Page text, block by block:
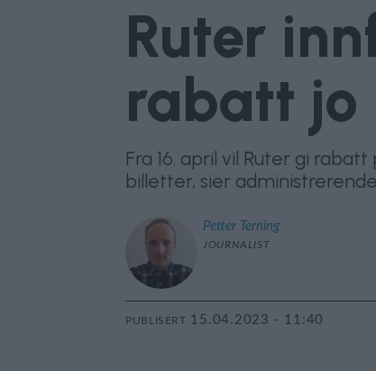
Ruter
rabatt jo
Fra 16. april vil Ruter gi
billetter, sier
Petter Terning
JOURNALIST
PUBLISERT 15.04.2023 - 11:40